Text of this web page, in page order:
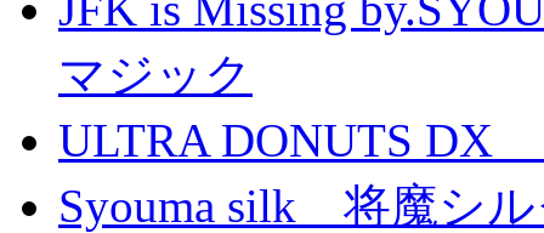
マジック
ULTRA DONUTS DX
Syouma silk 将魔シ